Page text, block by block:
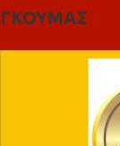
ΓΚΟΥΜΑΣ